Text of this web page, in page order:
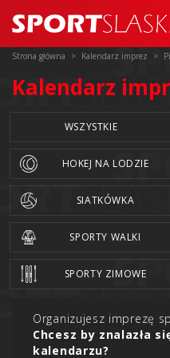
Strona główna Kalendarz imprez
Kalendarz
WSZYSTKIE
HOKEJ NA LODZIE
SIATKÓWKA
SPORTY WALKI
SPORTY ZIMOWE
Organizujesz imprezę
Chcesz by znalazła
kalendarzu?